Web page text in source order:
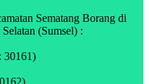
Sematang Borang di
(Sumsel) :
30161)